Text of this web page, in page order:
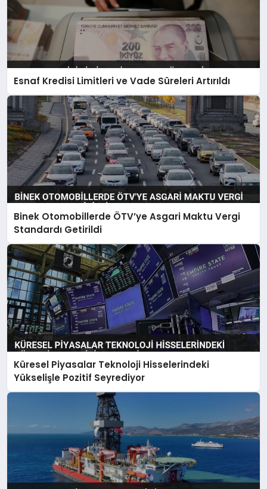
Esnaf Kredisi Limitleri ve Vade Süreleri Artırıldı
Binek Otomobillerde ÖTV’ye Asgari Maktu Vergi
Standardı Getirildi
Küresel Piyasalar Teknoloji Hisselerindeki
Yükselişle Pozitif Seyrediyor